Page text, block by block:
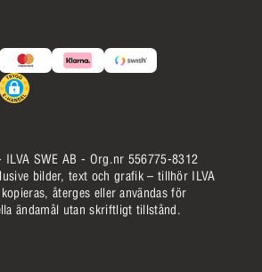
SWE AB - Org.nr 556775-8312
bilder, text och grafik – tillhör ILVA
återges eller användas för
ändamål utan skriftligt tillstånd.